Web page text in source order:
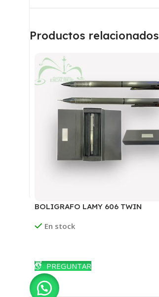
Productos relacionados
BOLIGRAFO LAMY 606 TWIN
En stock
PREGUNTAR